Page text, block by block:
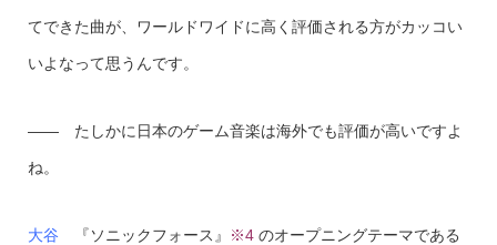
てできた曲が、ワールドワイドに高く評価される方がカッコい
いよなって思うんです。
—— たしかに日本のゲーム音楽は海外でも評価が高いですよ
ね。
大谷 『ソニックフォース』 ※4のオープニングテーマである